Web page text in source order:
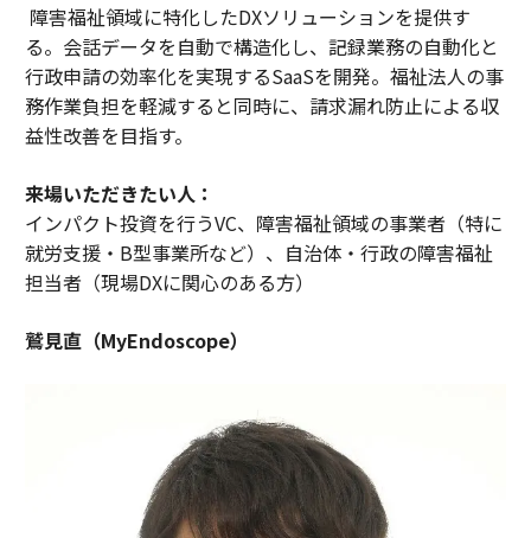
障害福祉領域に特化したDXソリューションを提供す
る。会話データを自動で構造化し、記録業務の自動化と
行政申請の効率化を実現するSaaSを開発。福祉法人の事
務作業負担を軽減すると同時に、請求漏れ防止による収
益性改善を目指す。
来場いただきたい人：
インパクト投資を行うVC、障害福祉領域の事業者（特に
就労支援・B型事業所など）、自治体・行政の障害福祉
担当者（現場DXに関心のある方）
鷲見直（MyEndoscope）